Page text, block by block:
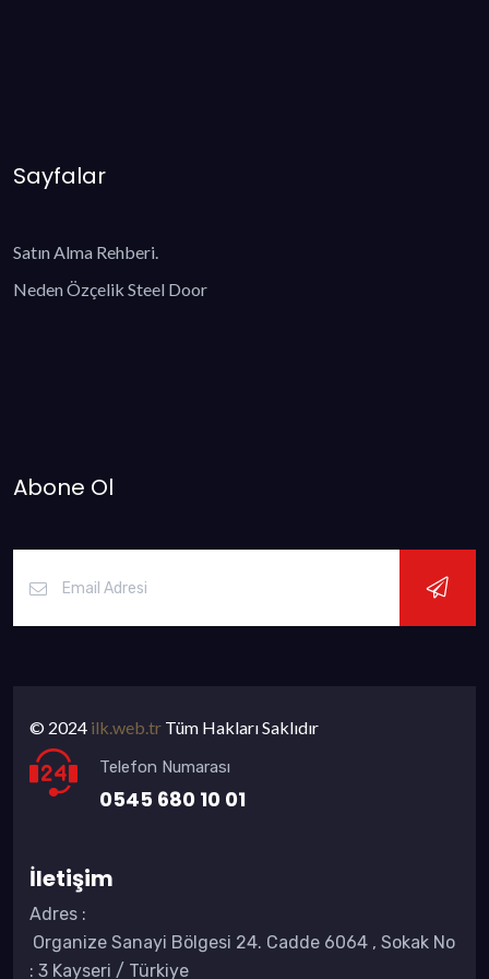
Sayfalar
Satın Alma Rehberi.
Neden Özçelik Steel Door
Abone Ol
© 2024 ilk.web.tr Tüm Hakları Saklıdır
Telefon Numarası
0545 680 10 01
İletişim
Adres :
Organize Sanayi Bölgesi 24. Cadde 6064 , Sokak No
: 3 Kayseri / Türkiye